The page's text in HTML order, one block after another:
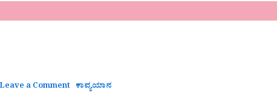
Leave a Comment ಕಾವ್ಯಯಾನ